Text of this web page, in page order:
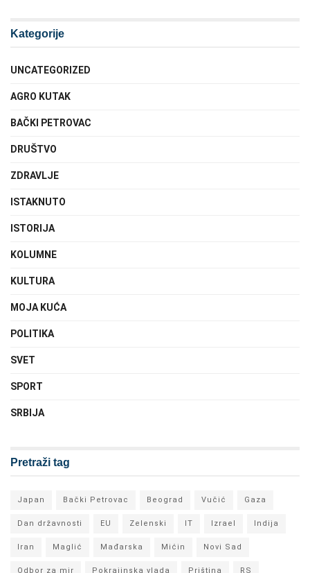
Kategorije
UNCATEGORIZED
AGRO KUTAK
BAČKI PETROVAC
DRUŠTVO
ZDRAVLJE
ISTAKNUTO
ISTORIJA
KOLUMNE
KULTURA
MOJA KUĆA
POLITIKA
SVET
SPORT
SRBIJA
Pretraži tag
Japan Bački Petrovac Beograd Vučić Gaza
Dan državnosti EU Zelenski IT Izrael Indija
Iran Maglić Mađarska Mićin Novi Sad
Odbor za mir Pokrajinska vlada Priština RS